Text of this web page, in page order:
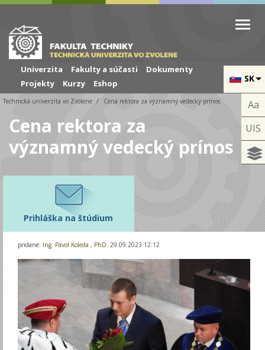
Skip to cookies
Skip to navigation
Skočiť na hlavný obsah
SK
Univerzita Fakulty a súčasti
Dokumenty
Projekty
Kurzy Eshop
Aa
UIS
Technická univerzita vo Zvolene Cena rektora za významný vedecký prínos
Cena rektora za
významný vedecký prínos
Prihláška na štúdium
pridané: Ing. Pavol Koleda , PhD. 29.09.2023 12:12